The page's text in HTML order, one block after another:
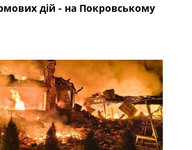
дій - на Покровському